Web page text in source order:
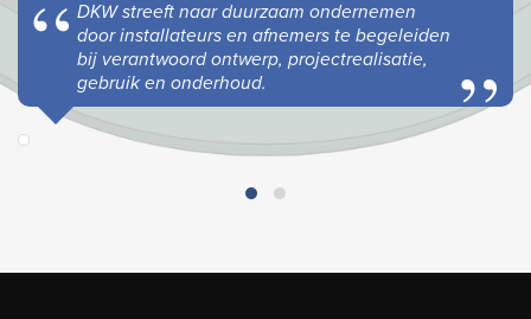
DKW streeft naar duurzaam ondernemen
door installateurs en afnemers te begeleiden
bij verantwoord ontwerp, projectrealisatie,
gebruik en onderhoud.